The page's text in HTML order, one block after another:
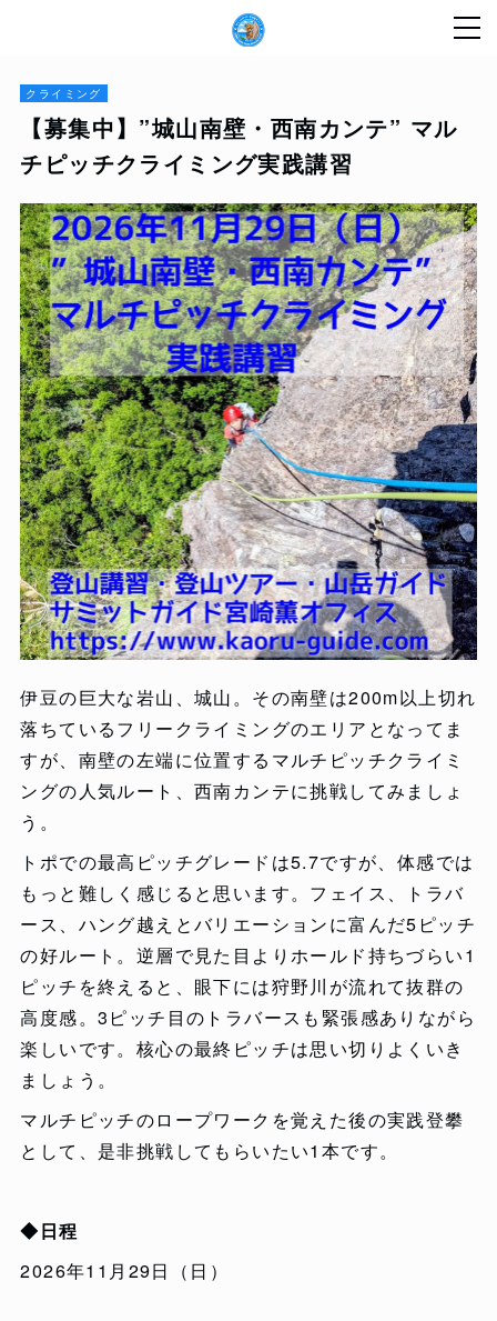
クライミング
【募集中】”城山南壁・西南カンテ” マル
チピッチクライミング実践講習
伊豆の巨大な岩山、城山。その南壁は200m以上切れ
落ちているフリークライミングのエリアとなってま
すが、南壁の左端に位置するマルチピッチクライミ
ングの人気ルート、西南カンテに挑戦してみましょ
う。
トポでの最高ピッチグレードは5.7ですが、体感では
もっと難しく感じると思います。フェイス、トラバ
ース、ハング越えとバリエーションに富んだ5ピッチ
の好ルート。逆層で見た目よりホールド持ちづらい1
ピッチを終えると、眼下には狩野川が流れて抜群の
高度感。3ピッチ目のトラバースも緊張感ありながら
楽しいです。核心の最終ピッチは思い切りよくいき
ましょう。
マルチピッチのロープワークを覚えた後の実践登攀
として、是非挑戦してもらいたい1本です。
◆日程
2026年11月29日（日）